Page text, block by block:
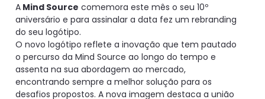
A Mind Source comemora este mês o seu 10º
aniversário e para assinalar a data fez um rebranding
do seu logótipo.
O novo logótipo reflete a inovação que tem pautado
o percurso da Mind Source ao longo do tempo e
assenta na sua abordagem ao mercado,
encontrando sempre a melhor solução para os
desafios propostos. A nova imagem destaca a união